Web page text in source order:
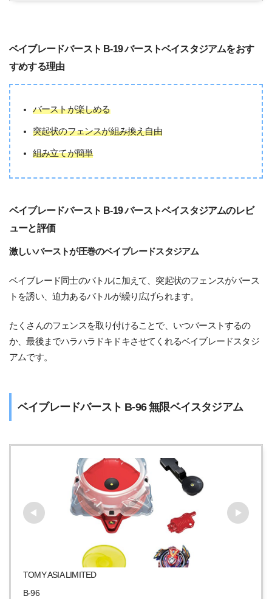
ベイブレードバースト B-19 バーストベイスタジアムをおす
すめする理由
バーストが楽しめる
突起状のフェンスが組み換え自由
組み立てが簡単
ベイブレードバースト B-19 バーストベイスタジアムのレビ
ューと評価
激しいバーストが圧巻のベイブレードスタジアム
ベイブレード同士のバトルに加えて、突起状のフェンスがバース
トを誘い、迫力あるバトルが繰り広げられます。
たくさんのフェンスを取り付けることで、いつバーストするの
か、最後までハラハラドキドキさせてくれるベイブレードスタジ
アムです。
ベイブレードバースト B-96 無限ベイスタジアム
TOMY ASIA LIMITED
B-96